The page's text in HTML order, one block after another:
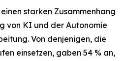
starken Zusammenhang
von KI und der Autonomie
Von denjenigen, die
einsetzen, gaben 54 % an,